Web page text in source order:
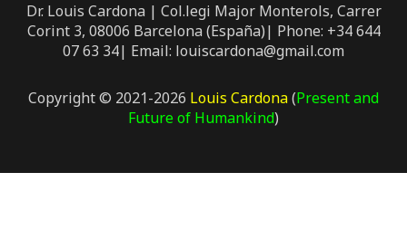
Dr. Louis Cardona | Col.legi Major Monterols, Carrer
Corint 3, 08006 Barcelona (España)| Phone: +34 644
07 63 34| Email: louiscardona@gmail.com
Copyright © 2021-2026 Louis Cardona(Present and
Future of Humankind)